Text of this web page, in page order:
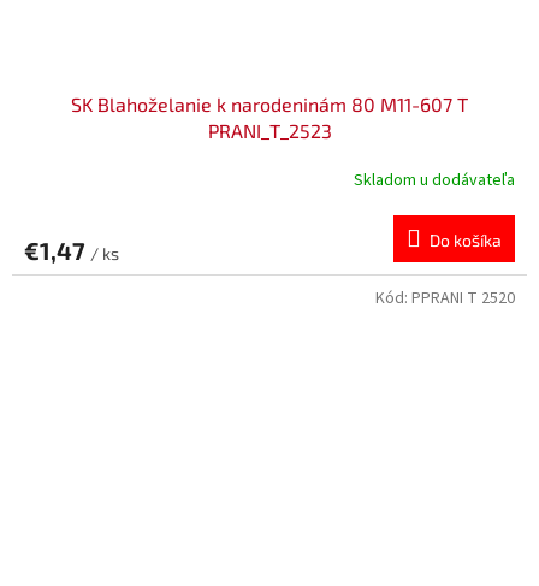
SK Blahoželanie k narodeninám 80 M11-607 T
PRANI_T_2523
Skladom u dodávateľa
€1,47 / ks
Do košíka
Kód: PPRANI T 2520